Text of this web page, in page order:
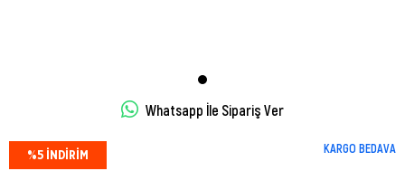
Whatsapp İle Sipariş Ver
%5 İNDIRIM KARGO BEDAVA